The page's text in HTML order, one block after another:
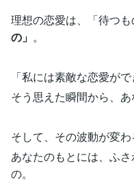
理想の恋愛は、「待つも
の」 。
「私には素敵な恋愛がで
そう思えた瞬間から、あ
そして、その波動が変わ
あなたのもとには、ふ
の。